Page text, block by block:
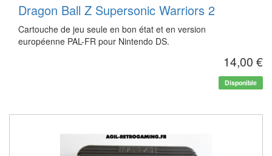
Dragon Ball Z Supersonic Warriors 2
Cartouche de jeu seule en bon état et en version
européenne PAL-FR pour Nintendo DS.
14,00 €
Disponible